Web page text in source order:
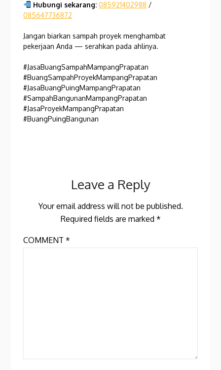
Hubungi sekarang: 085921402988 /
085647736872
Jangan biarkan sampah proyek menghambat
pekerjaan Anda — serahkan pada ahlinya.
#JasaBuangSampahMampangPrapatan
#BuangSampahProyekMampangPrapatan
#JasaBuangPuingMampangPrapatan
#SampahBangunanMampangPrapatan
#JasaProyekMampangPrapatan
#BuangPuingBangunan
Leave a Reply
Your email address will not be published.
Required fields are marked *
COMMENT*